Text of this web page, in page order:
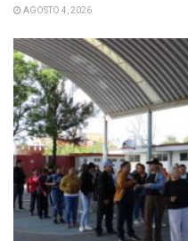
AGOSTO 4, 2026